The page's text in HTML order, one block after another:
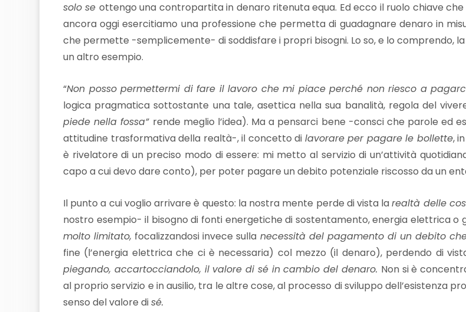
solo se ottengo una contropartita in denaro ritenuta equa. Ed ecco il ruolo chiave
ancora oggi esercitiamo una professione che permetta di guadagnare denaro in
che permette -semplicemente- di soddisfare i propri bisogni. Lo so, e lo comprendo,
un altro esempio.
“Non posso permettermi di fare il lavoro che mi piace perché non riesco a
logica pragmatica sottostante una tale, asettica nella sua banalità, regola del
piede nella fossa” rende meglio l’idea). Ma a pensarci bene -consci che parole ed
attitudine trasformativa della realtà-, il concetto di lavorare per pagare le bollette,
è rivelatore di un preciso modo di essere: mi metto al servizio di un’attività
capo a cui devo dare conto), per poter pagare un debito potenziale riscosso da un
Il punto a cui voglio arrivare è questo: la nostra mente perde di vista larealtà delle
nostro esempio- il bisogno di fonti energetiche di sostentamento, energia elettrica o
molto limitato, focalizzandosi invece sulla necessità del pagamento di un debito
fine (l’energia elettrica che ci è necessaria) col mezzo (il denaro), perdendo di
piegando, accartocciandolo, il valore di sé in cambio del denaro. Non si è
al proprio servizio e in ausilio, tra le altre cose, al processo di sviluppo dell’esistenza
senso del valore disé.